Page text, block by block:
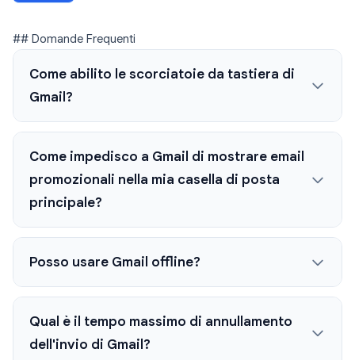
## Domande Frequenti
Come abilito le scorciatoie da tastiera di
Gmail?
Come impedisco a Gmail di mostrare email
promozionali nella mia casella di posta
principale?
Posso usare Gmail offline?
Qual è il tempo massimo di annullamento
dell'invio di Gmail?